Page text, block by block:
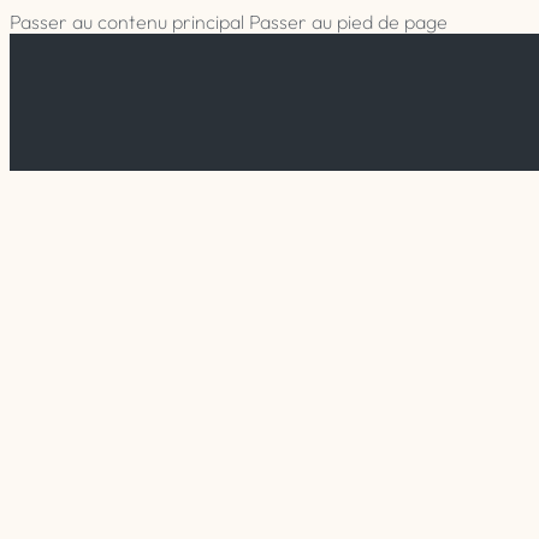
Passer au contenu principal Passer au pied de page